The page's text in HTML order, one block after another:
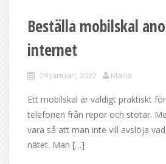
Beställa mobilskal
internet
29 januari, 2022 Maria
Ett mobilskal är väldigt praktiskt
telefonen från repor och stötar.
vara så att man inte vill avslöja
nätet. Man […]